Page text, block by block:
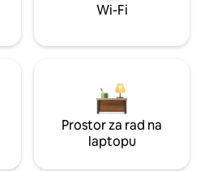
Wi-Fi
Prostor za rad na
laptopu